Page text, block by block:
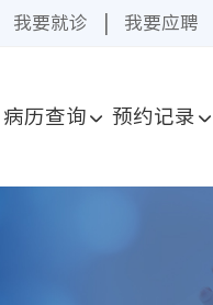
我要就诊 我要应聘
病历查询 预约记录